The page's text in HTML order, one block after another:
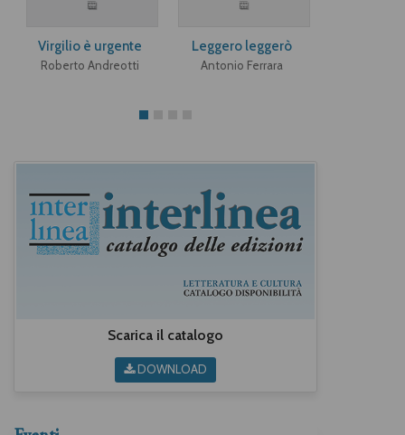
Virgilio è urgente
Roberto Andreotti
Leggero leggerò
Antonio Ferrara
Scarica il catalogo
DOWNLOAD